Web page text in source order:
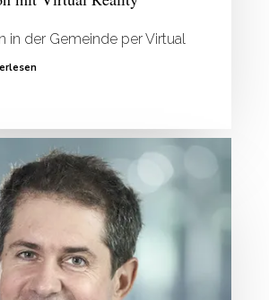
in der Gemeinde per Virtual